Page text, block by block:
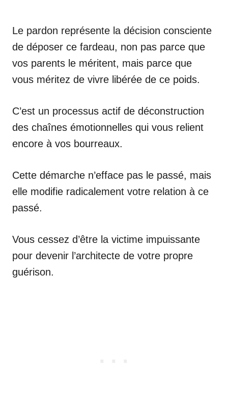
Le pardon représente la décision consciente
de déposer ce fardeau, non pas parce que
vos parents le méritent, mais parce que
vous méritez de vivre libérée de ce poids.
C’est un processus actif de déconstruction
des chaînes émotionnelles qui vous relient
encore à vos bourreaux.
Cette démarche n’efface pas le passé, mais
elle modifie radicalement votre relation à ce
passé.
Vous cessez d’être la victime impuissante
pour devenir l’architecte de votre propre
guérison.